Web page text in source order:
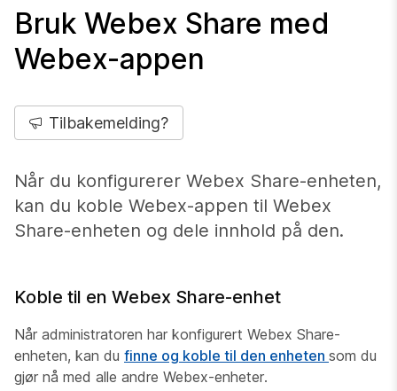
Bruk Webex Share med
Webex-appen
Tilbakemelding?
Når du konfigurerer Webex Share-enheten,
kan du koble Webex-appen til Webex
Share-enheten og dele innhold på den.
Koble til en Webex Share-enhet
Når administratoren har konfigurert Webex Share-
enheten, kan du finne og koble til den enheten som du
gjør nå med alle andre Webex-enheter.